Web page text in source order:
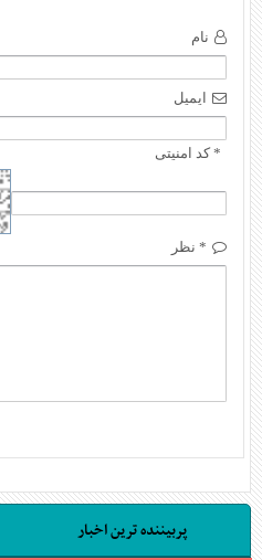
نام
ایمیل
* کد امنیتی
* نظر
پربیننده ترین اخبار